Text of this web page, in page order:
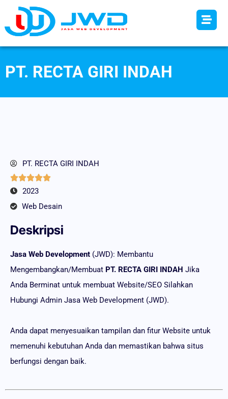
PT. RECTA GIRI INDAH
Deskripsi
Jasa Web Development (JWD): Membantu
Mengembangkan/Membuat PT. RECTA GIRI INDAH Jika
Anda Berminat untuk membuat Website/SEO Silahkan
Hubungi Admin Jasa Web Development (JWD).
Anda dapat menyesuaikan tampilan dan fitur Website untuk
memenuhi kebutuhan Anda dan memastikan bahwa situs
berfungsi dengan baik.
PT. RECTA GIRI INDAH

2023
Web Desain